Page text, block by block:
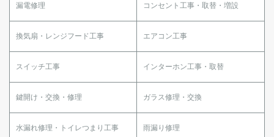
漏電修理 コンセント工事・取替・増設
換気扇・レンジフード工事 エアコン工事
スイッチ工事 インターホン工事・取替
鍵開け・交換・修理 ガラス修理・交換
水漏れ修理・トイレつまり工事 雨漏り修理